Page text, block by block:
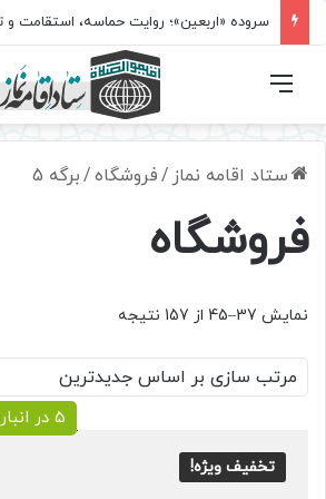
فهرست
ستاد اقامه نماز /فروشگاه/برگه 5
فروشگاه
نمایش 37–45 از 157 نتیجه
by
latest
تخفیف ویژه!
5 در انبار